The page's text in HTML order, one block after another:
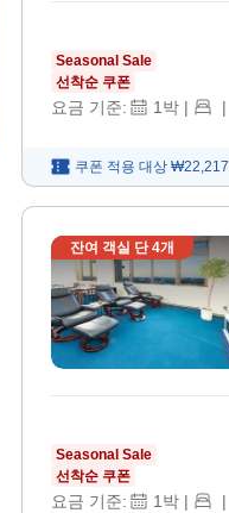
Seasonal Sale
선착순 쿠폰
요금 기준: 1박 | |
쿠폰 적용 대상 ₩22,217
잔여 객실 단4개
Seasonal Sale
선착순 쿠폰
요금 기준: 1박 | |